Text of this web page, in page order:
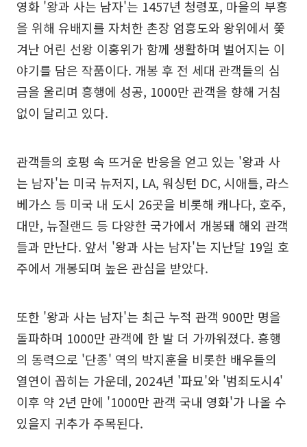
영화 '왕과 사는 남자'는 1457년 청령포, 마을의 부흥
을 위해 유배지를 자처한 촌장 엄흥도와 왕위에서 쫓
겨난 어린 선왕 이홍위가 함께 생활하며 벌어지는 이
야기를 담은 작품이다. 개봉 후 전 세대 관객들의 심
금을 울리며 흥행에 성공, 1000만 관객을 향해 거침
없이 달리고 있다.
관객들의 호평 속 뜨거운 반응을 얻고 있는 '왕과 사
는 남자'는 미국 뉴저지, LA, 워싱턴 DC, 시애틀, 라스
베가스 등 미국 내 도시 26곳을 비롯해 캐나다, 호주,
대만, 뉴질랜드 등 다양한 국가에서 개봉돼 해외 관객
들과 만난다. 앞서 '왕과 사는 남자'는 지난달 19일 호
주에서 개봉되며 높은 관심을 받았다.
또한 '왕과 사는 남자'는 최근 누적 관객 900만 명을
돌파하며 1000만 관객에 한 발 더 가까워졌다. 흥행
의 동력으로 '단종' 역의 박지훈을 비롯한 배우들의
열연이 꼽히는 가운데, 2024년 '파묘'와 '범죄도시4'
이후 약 2년 만에 '1000만 관객 국내 영화'가 나올 수
있을지 귀추가 주목된다.